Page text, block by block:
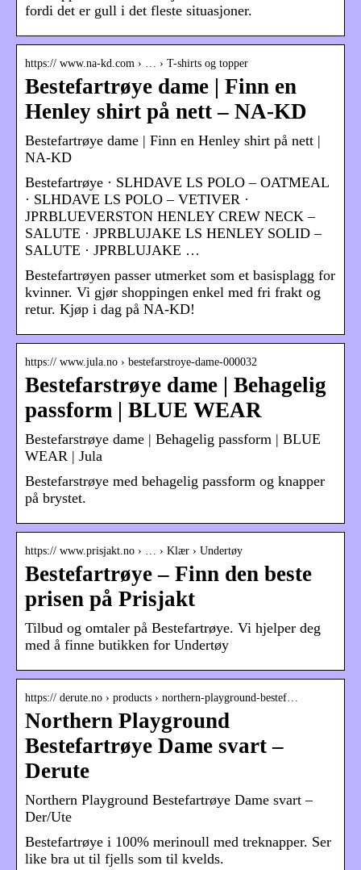
fordi det er gull i det fleste situasjoner.
https:// www.na-kd.com › … › T-shirts og topper
Bestefartrøye dame | Finn en
Henley shirt på nett – NA-KD
Bestefartrøye dame | Finn en Henley shirt på nett |
NA-KD
Bestefartrøye · SLHDAVE LS POLO – OATMEAL
· SLHDAVE LS POLO – VETIVER ·
JPRBLUEVERSTON HENLEY CREW NECK –
SALUTE · JPRBLUJAKE LS HENLEY SOLID –
SALUTE · JPRBLUJAKE …
Bestefartrøyen passer utmerket som et basisplagg for
kvinner. Vi gjør shoppingen enkel med fri frakt og
retur. Kjøp i dag på NA-KD!
https:// www.jula.no › bestefarstroye-dame-000032
Bestefarstrøye dame | Behagelig
passform | BLUE WEAR
Bestefarstrøye dame | Behagelig passform | BLUE
WEAR | Jula
Bestefarstrøye med behagelig passform og knapper
på brystet.
https:// www.prisjakt.no › … › Klær › Undertøy
Bestefartrøye – Finn den beste
prisen på Prisjakt
Tilbud og omtaler på Bestefartrøye. Vi hjelper deg
med å finne butikken for Undertøy
https:// derute.no › products › northern-playground-bestef…
Northern Playground
Bestefartrøye Dame svart –
Derute
Northern Playground Bestefartrøye Dame svart –
Der/Ute
Bestefartrøye i 100% merinoull med treknapper. Ser
like bra ut til fjells som til kvelds.